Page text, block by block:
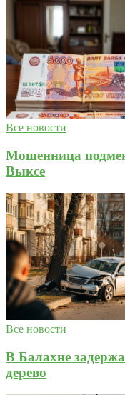
Все новости
Мошенница
Выксе
Все новости
В Балахне
дерево